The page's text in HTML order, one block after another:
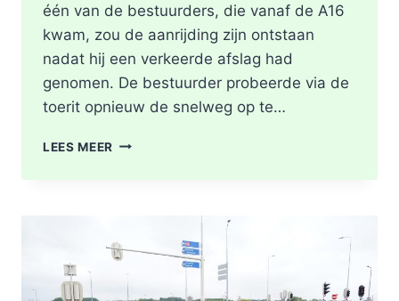
één van de bestuurders, die vanaf de A16
kwam, zou de aanrijding zijn ontstaan
nadat hij een verkeerde afslag had
genomen. De bestuurder probeerde via de
toerit opnieuw de snelweg op te…
LEES MEER OPNIEUW
KRUISING